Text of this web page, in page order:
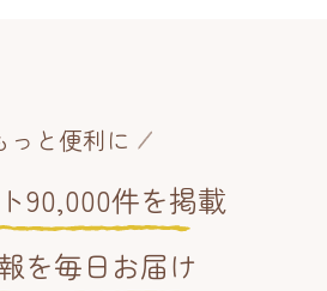
っと便利に
90,000件を掲載
を毎日お届け